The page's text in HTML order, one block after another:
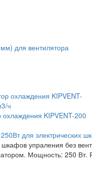
охлаждения KIPVENT-200
для электрических
упраления без
Мощность: 250 Вт.